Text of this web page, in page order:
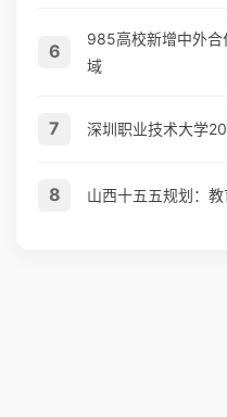
6
985高校新增中外合
域
7 深圳职业技术大学
8 山西十五五规划：